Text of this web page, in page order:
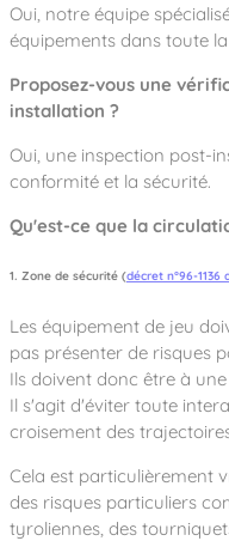
Oui, notre équipe
équipements dans toute
Proposez-vous une
installation ?
Oui, une inspection post-
conformité et la sécurité.
Qu'est-ce que la
1. Zone de sécurité (décret n°96-1136
Les équipement de jeu
pas présenter de risques
Ils doivent donc être à
Il s'agit d'éviter toute
croisement des
Cela est particulièrement
des risques particuliers
tyroliennes, des